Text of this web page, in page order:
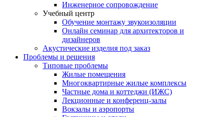
Инженерное сопровождение
Учебный центр
Обучение монтажу звукоизоляции
Онлайн семинар для архитекторов и
дизайнеров
Акустические изделия под заказ
Проблемы и решения
Типовые проблемы
Жилые помещения
Многоквартирные жилые комплексы
Частные дома и коттеджи (ИЖС)
Лекционные и конференц-залы
Вокзалы и аэропорты